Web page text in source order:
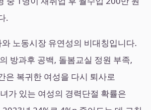
.
노동시장 유연성의 비대칭입니다.
방과후 공백, 돌봄교실 정원 부족,
은 복귀한 여성을 다시 퇴사로
가 있는 여성의 경력단절 확률은